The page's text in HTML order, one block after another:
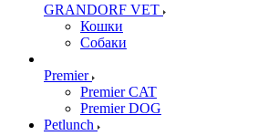
GRANDORF VET
Кошки
Собаки
Premier
Premier CAT
Premier DOG
Petlunch